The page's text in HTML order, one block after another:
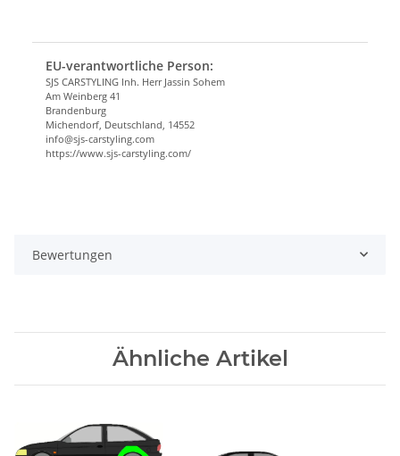
EU-verantwortliche Person:
SJS CARSTYLING Inh. Herr Jassin Sohem
Am Weinberg 41
Brandenburg
Michendorf, Deutschland, 14552
info@sjs-carstyling.com
https://www.sjs-carstyling.com/
Bewertungen
Ähnliche Artikel